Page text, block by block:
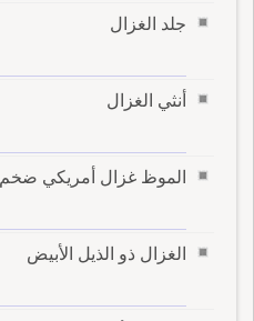
جلد الغزال
أنثي الغزال
الموظ غزال أمريكي ضخم
الغزال ذو الذيل الأبيض